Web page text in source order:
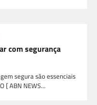
com segurança
segura são essenciais
[ ABN NEWS…